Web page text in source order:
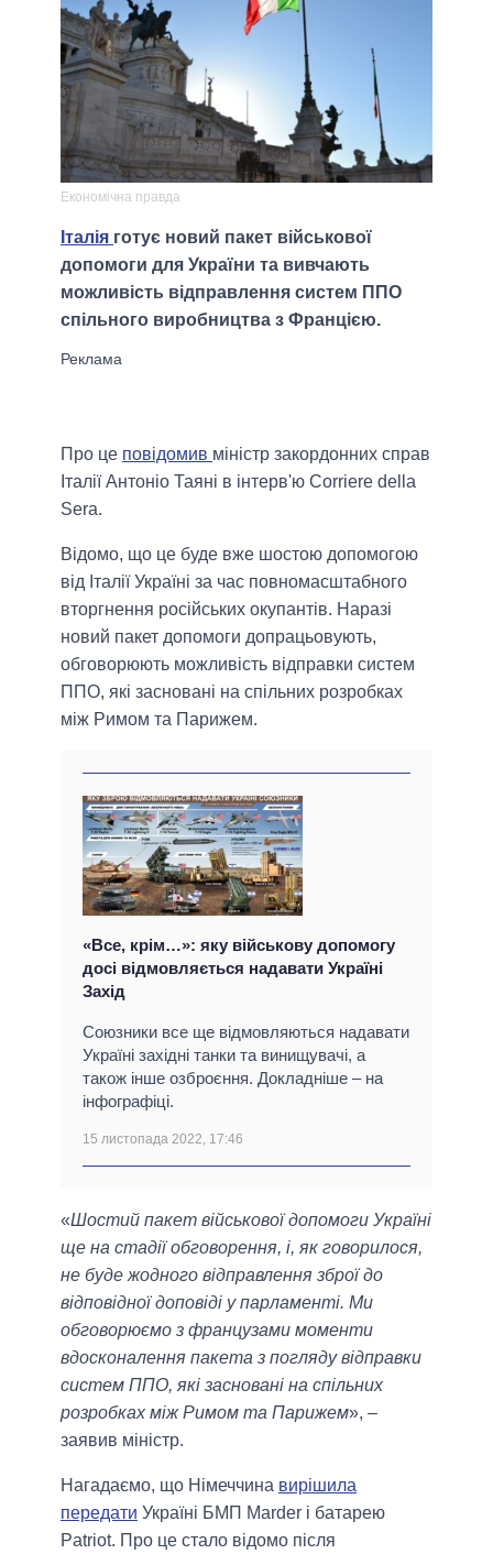
Економічна правда
Італія готує новий пакет військової
допомоги для України та вивчають
можливість відправлення систем ППО
спільного виробництва з Францією.
Про це повідомив міністр закордонних справ
Італії Антоніо Таяні в інтерв'ю Corriere della
Sera.
Відомо, що це буде вже шостою допомогою
від Італії Україні за час повномасштабного
вторгнення російських окупантів. Наразі
новий пакет допомоги допрацьовують,
обговорюють можливість відправки систем
ППО, які засновані на спільних розробках
між Римом та Парижем.
«Все, крім…»: яку військову допомогу
досі відмовляється надавати Україні
Захід
Союзники все ще відмовляються надавати
Україні західні танки та винищувачі, а
також інше озброєння. Докладніше – на
інфографіці.
15 листопада 2022, 17:46
«Шостий пакет військової допомоги Україні
ще на стадії обговорення, і, як говорилося,
не буде жодного відправлення зброї до
відповідної доповіді у парламенті. Ми
обговорюємо з французами моменти
вдосконалення пакета з погляду відправки
систем ППО, які засновані на спільних
розробках між Римом та Парижем», –
заявив міністр.
Нагадаємо, що Німеччина вирішила
передати Україні БМП Marder і батарею
Patriot. Про це стало відомо після